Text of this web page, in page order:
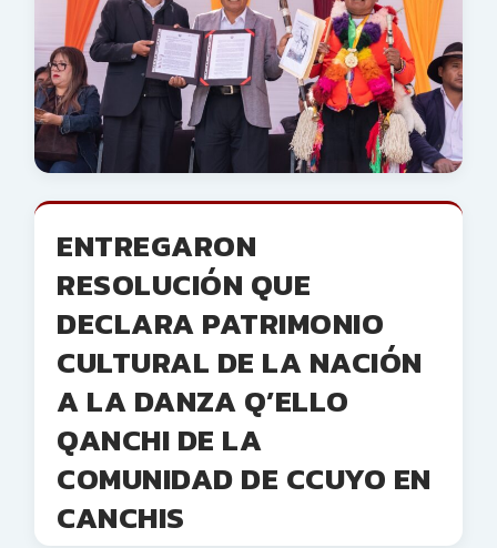
ENTREGARON
RESOLUCIÓN QUE
DECLARA PATRIMONIO
CULTURAL DE LA NACIÓN
A LA DANZA Q’ELLO
QANCHI DE LA
COMUNIDAD DE CCUYO EN
CANCHIS